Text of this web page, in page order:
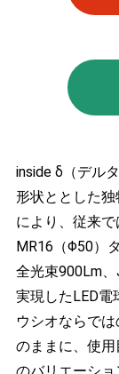
inside δ（デル
形状ととした
により、従来で
MR16（Φ50）
全光束900Lm
実現したLED電
ウシオならで
のままに、使